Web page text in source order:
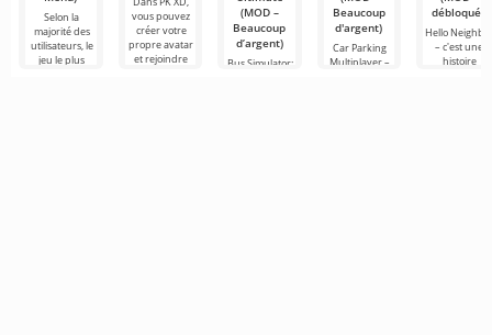
Selon la
majorité des
utilisateurs, le
jeu le plus
vous pouvez
créer votre
propre avatar
et rejoindre
(MOD –
Beaucoup
d’argent)
Bus Simulator:
Beaucoup
d'argent)
Car Parking
Multiplayer –
débloqué)
Hello
– c'est une
histoire